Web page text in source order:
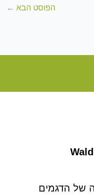
הפוסט הבא ←
של הדגמים